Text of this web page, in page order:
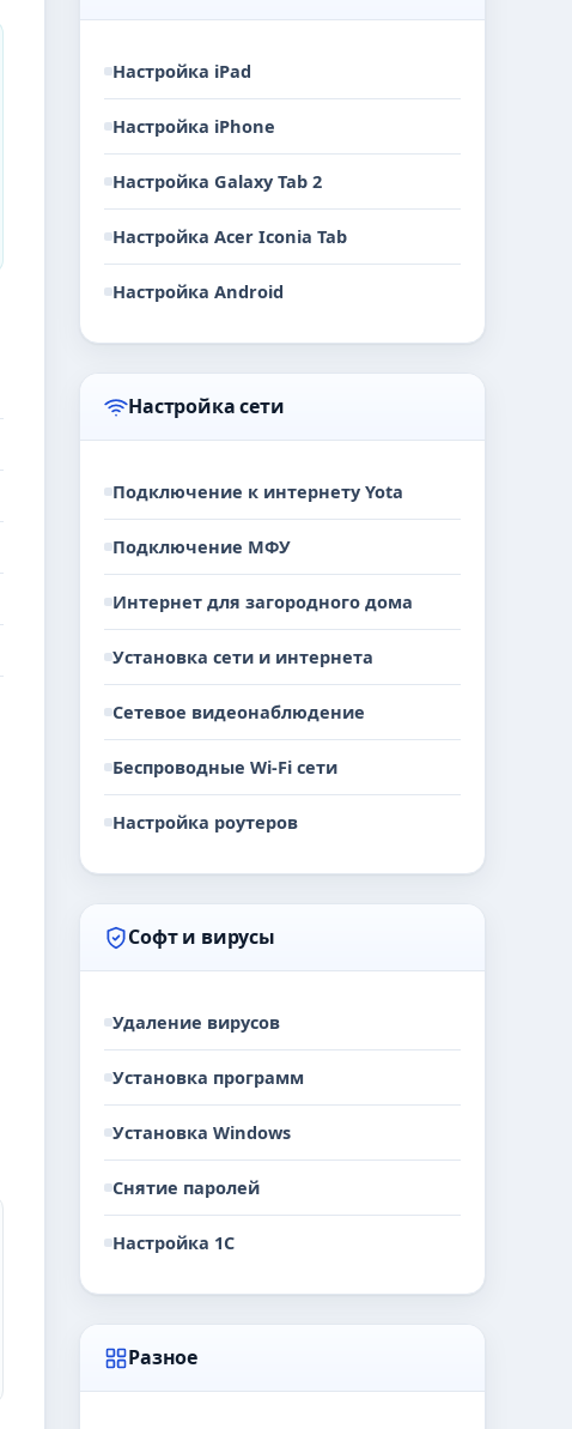
Настройка iPad
Настройка iPhone
Настройка Galaxy Tab 2
Настройка Acer Iconia Tab
Настройка Android
Настройка сети
Подключение к интернету Yota
Подключение МФУ
Интернет для загородного дома
Установка сети и интернета
Сетевое видеонаблюдение
Беспроводные Wi-Fi сети
Настройка роутеров
Софт и вирусы
Удаление вирусов
Установка программ
Установка Windows
Снятие паролей
Настройка 1С
Разное